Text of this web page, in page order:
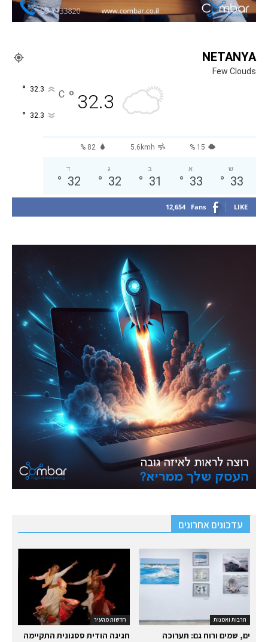
NETANYA
Few Clouds
32.3
°
C
32.3
°
32.3
°
82 % 5.6kmh 15 %
ש
33
°
א
33
°
ב
31
°
ג
32
°
ד
32
°
12,654 Fans LIKE
עדכונים אחרונים
חדשות מהעיר
חגיגה הודית ססגונית התקיימה
תרבות ואמנות
ים, שמים ורוח גם: תערוכה